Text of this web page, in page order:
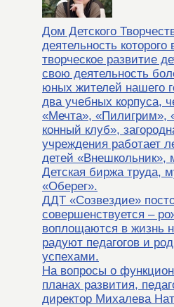
Дом Детского
деятельность
творческое развитие
свою деятельность
юных жителей нашего
два учебных корпуса,
«Мечта», «Пилигрим»,
конный клуб»,
учреждения работает
детей «Внешкольник»,
Детская биржа труда,
«Оберег».
ДДТ «Созвездие»
совершенствуется –
воплощаются в жизнь
радуют педагогов и
успехами.
На вопросы о
планах развития,
директор Михалева